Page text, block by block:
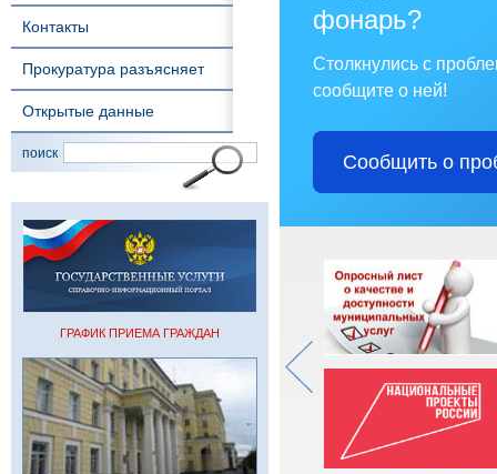
Контакты
Прокуратура разъясняет
Открытые данные
поиск
ГРАФИК ПРИЕМА ГРАЖДАН
фонарь?
Столкнулись с
сообщите о ней!
Сообщить о